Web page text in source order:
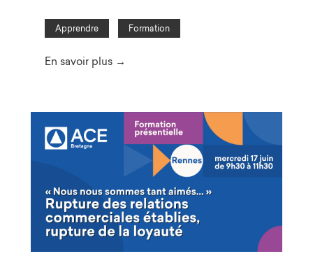
Apprendre Formation
En savoir plus →